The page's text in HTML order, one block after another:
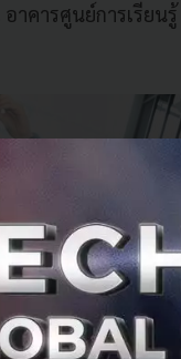
าคารศูนย์การเรียน